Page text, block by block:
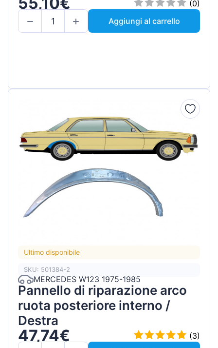
(0)
Aggiungi al carrello
Ultimo disponibile
SKU: 501384-2
MERCEDES W123 1975-1985
Pannello di riparazione arco
ruota posteriore interno /
Destra
47,74€
(3)